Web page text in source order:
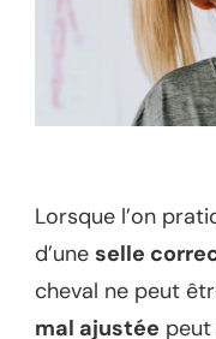
Lorsque l’on
d’une selle
cheval ne peut
mal ajustée